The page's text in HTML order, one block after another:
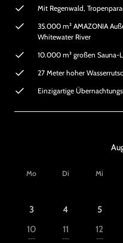
Mit Regenwald,
35.000 m² AMAZONIA
Whitewater River
10.000 m² großen Sauna-
27 Meter hoher
Einzigartige
Mo Di Mi
3
4 5
10
---
11
---
12
---